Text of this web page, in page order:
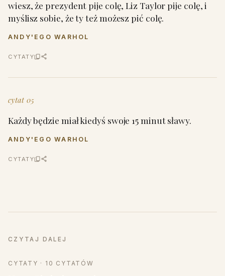
wiesz, że prezydent pije colę, Liz Taylor pije colę, i
myślisz sobie, że ty też możesz pić colę.
ANDY'EGO WARHOL
CYTATY
cytat 05
Każdy będzie miał kiedyś swoje 15 minut sławy.
ANDY'EGO WARHOL
CYTATY
CZYTAJ DALEJ
CYTATY · 10 CYTATÓW